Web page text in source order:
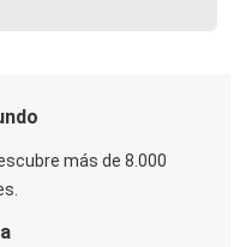
más de 8.000